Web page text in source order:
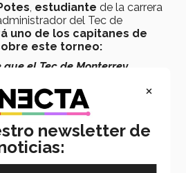
, estudiante de la carrera
del Tec de
uno de los capitanes de
este torneo:
el Tec de Monterrey
algo muy bueno, una buena
el mundo. Creo que
de forma oficial a
Tec estará un paso adelante".
a los alumnos a tener una
en actividades de la
×
newsletter de